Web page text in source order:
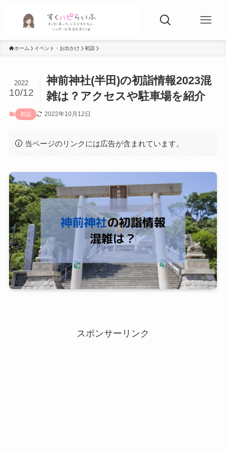
ホーム イベント・お出かけ 初詣
神前神社(半田)の初詣情報2023混
雑は？アクセスや駐車場を紹介
2022
10/12
初詣 2022年10月12日
当ページのリンクには広告が含まれています。
スポンサーリンク